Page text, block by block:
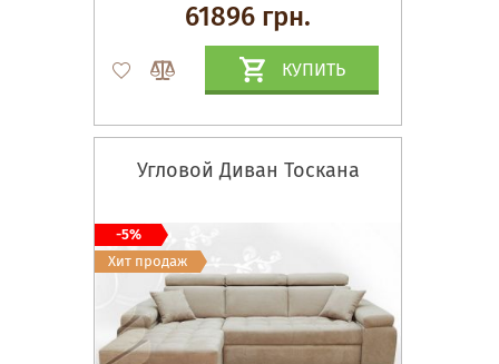
61896 грн.
КУПИТЬ
Угловой Диван Тоскана
-5%
Хит продаж